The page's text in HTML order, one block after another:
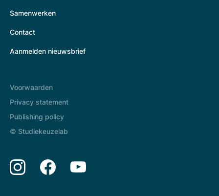
Samenwerken
Contact
Aanmelden nieuwsbrief
Voorwaarden
Privacy statement
Publishing policy
© Studiekeuzelab